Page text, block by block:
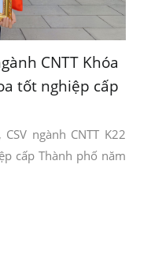
CNTT Khóa
tốt nghiệp cấp
ngành CNTT K22
cấp Thành phố năm